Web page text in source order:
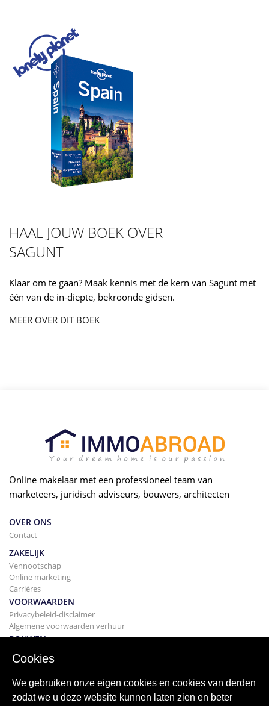
HAAL JOUW BOEK OVER
SAGUNT
Klaar om te gaan? Maak kennis met de kern van Sagunt met
één van de in-diepte, bekroonde gidsen.
MEER OVER DIT BOEK
Online makelaar met een professioneel team van
marketeers, juridisch adviseurs, bouwers, architecten
OVER ONS
Contact
ZAKELIJK
Vennootschap
Online marketing
Carrières
VOORWAARDEN
Privacybeleid-disclaimer
Algemene voorwaarden verhuur
BOUWEN
Projecten
Uw huis kopen
Verkopen
Cookies
We gebruiken onze eigen cookies en cookies van derden
zodat we u deze website kunnen laten zien en beter